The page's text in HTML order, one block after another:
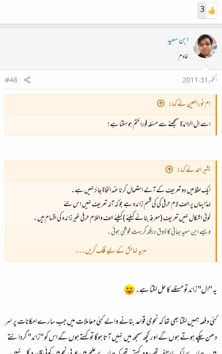
3
ابن سعید
خادم
اکتوبر 31، 2011
#48
ام نور العين نے کہا:
اسے ال الزائدة سمجھنے سے مسئلہ فورا ختم ہوسكتا ہے !
بشیر احمد نے کہا:
ایک لفظ میں دو تعریف کے آلے استعمال کرنا عند النحاۃ جائز نہیں ہے ۔
لہذا یہاں پر الف لام حرفی کی کی قسم زائدہ ہے جو کہ آلہ تعریف نہیں اس لئے
کوئی اشکال نہیں تعریف (معرفہ بنانے کیلئے ) کیلئے الف واللام حرفی غیرزائدہ کی اقسام ہیں ۔
ویسے ابن سعید بھائی کا ذوق دیکھ کر بہت خوشی ہوئی ۔
کفایت اللہ بھائی آپ کو اردو محفل پر دیکھ کر خوشی ہوئی
مزید نمائش کے لیے کلک کریں۔۔۔
یہ "ال" زائد تو مسئلے کا حل لگتا ہے۔
کئی دفعہ ہمیں لگتا بھی تھا کہ نحوی قواعد بنانے والے کئی معاملات میں جب سارے امکانات پر سر
دھن چکے ہوتے ہوں گے اور کچھ سمجھ میں نہیں آتا ہوگا تو کہتے ہوں گے اس کو "زائد" گردانتے